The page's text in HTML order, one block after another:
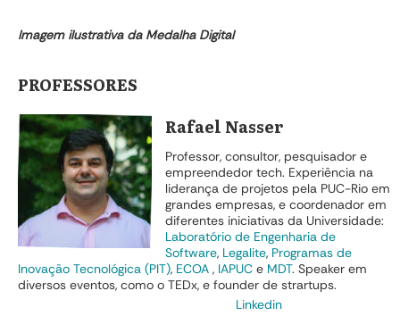
Imagem ilustrativa da Medalha Digital
PROFESSORES
Rafael Nasser
Professor, consultor, pesquisador e
empreendedor tech. Experiência na
liderança de projetos pela PUC-Rio em
grandes empresas, e coordenador em
diferentes iniciativas da Universidade:
Laboratório de Engenharia de
Software, Legalite, Programas de
Inovação Tecnológica (PIT), ECOA , IAPUC e MDT. Speaker em
diversos eventos, como o TEDx, e founder de strartups.
Linkedin